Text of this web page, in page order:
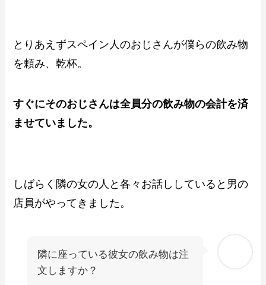
とりあえずスペイン人のおじさんが僕らの飲み物
を頼み、乾杯。
すぐにそのおじさんは全員分の飲み物の会計を済
ませていました。
しばらく隣の女の人と各々お話ししていると男の
店員がやってきました。
隣に座っている彼女の飲み物は注
文しますか？